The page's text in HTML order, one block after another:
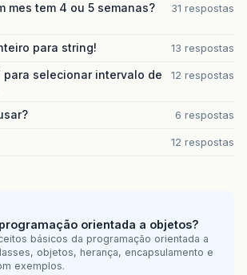
mes tem 4 ou 5 semanas?
31 respostas
para string! 13 respostas
para selecionar intervalo de
12 respostas
6 respostas
12 respostas
orientada a objetos?
básicos da programação orientada a
objetos, herança, encapsulamento e
exemplos.